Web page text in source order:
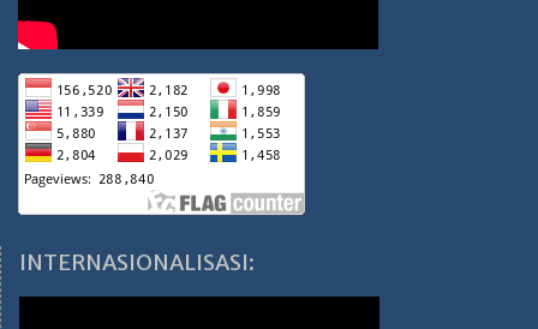
INTERNASIONALISASI: